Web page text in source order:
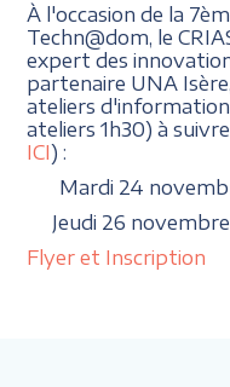
À l'occasion de la
Techn@dom, le
expert des
partenaire UNA
ateliers
ateliers 1h30) à
ICI) :
Mardi 24
Jeudi 26
Flyer et Inscription